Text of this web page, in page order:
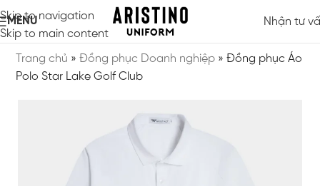
Skip to navigation
Skip to main content
MENU Nhận tư
Trang chủ »Đồng phục Doanh nghiệp »Đồng phục Áo
Polo Star Lake Golf Club